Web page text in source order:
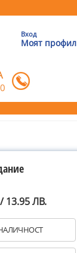
Вход
Моят профил
13.95 ЛВ.